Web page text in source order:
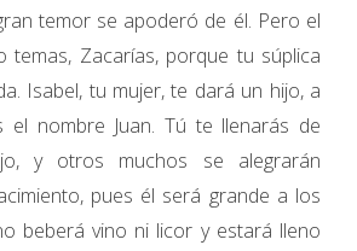
temor se apoderó de él. Pero el
temas, Zacarías, porque tu súplica
Isabel, tu mujer, te dará un hijo, a
el nombre Juan. Tú te llenarás de
y otros muchos se alegrarán
pues él será grande a los
beberá vino ni licor y estará lleno